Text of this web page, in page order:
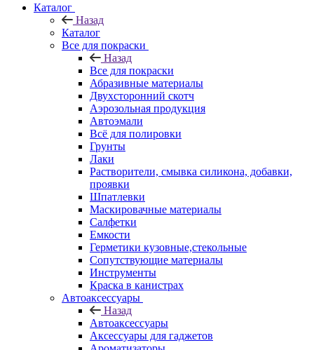
Каталог
Назад
Каталог
Все для покраски
Назад
Все для покраски
Абразивные материалы
Двухсторонний скотч
Аэрозольная продукция
Автоэмали
Всё для полировки
Грунты
Лаки
Растворители, смывка силикона, добавки,
проявки
Шпатлевки
Маскировачные материалы
Салфетки
Емкости
Герметики кузовные,стекольные
Сопутствующие материалы
Инструменты
Краска в канистрах
Автоаксессуары
Назад
Автоаксессуары
Аксессуары для гаджетов